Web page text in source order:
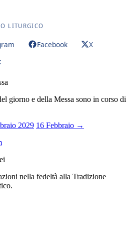
LITURGICO
Facebook
X
giorno e della Messa sono in corso di
2029 16 Febbraio →
nella fedeltà alla Tradizione